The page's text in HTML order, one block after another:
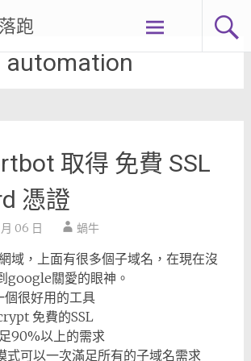
跑
automation
取得 免費 SSL
憑證
06 日 蝸牛
域，上面有很多個子域名，在現在沒
google關愛的眼神。
很好用的工具
免費的SSL
90%以上的需求
可以一次滿足所有的子域名需求